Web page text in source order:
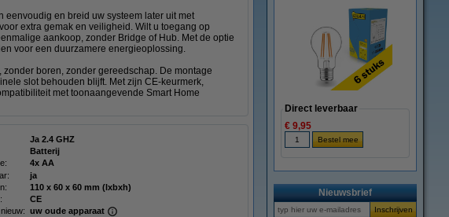
eenvoudig en breid uw systeem later uit met
extra gemak en veiligheid. Wilt u toegang op
aankoop, zonder Bridge of Hub. Met de optie
voor een duurzamere energieoplossing.
boren, zonder gereedschap. De montage
slot behouden blijft. Met zijn CE-keurmerk,
met toonaangevende Smart Home
Ja 2.4 GHZ
Batterij
4x AA
ja
110 x 60 x 60 mm (lxbxh)
CE
uw oude apparaat
Direct leverbaar
€ 9,95
Nieuwsbrief